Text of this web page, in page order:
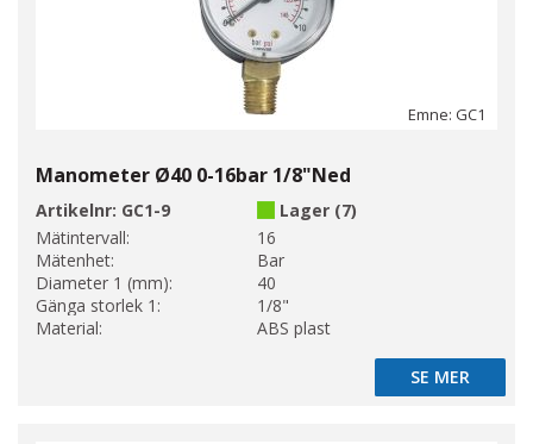
Emne: GC1
Manometer Ø40 0-16bar 1/8"Ned
Artikelnr: GC1-9
Lager (7)
Mätintervall:
16
Mätenhet:
Bar
Diameter 1 (mm):
40
Gänga storlek 1:
1/8"
Material:
ABS plast
SE MER
SE MER